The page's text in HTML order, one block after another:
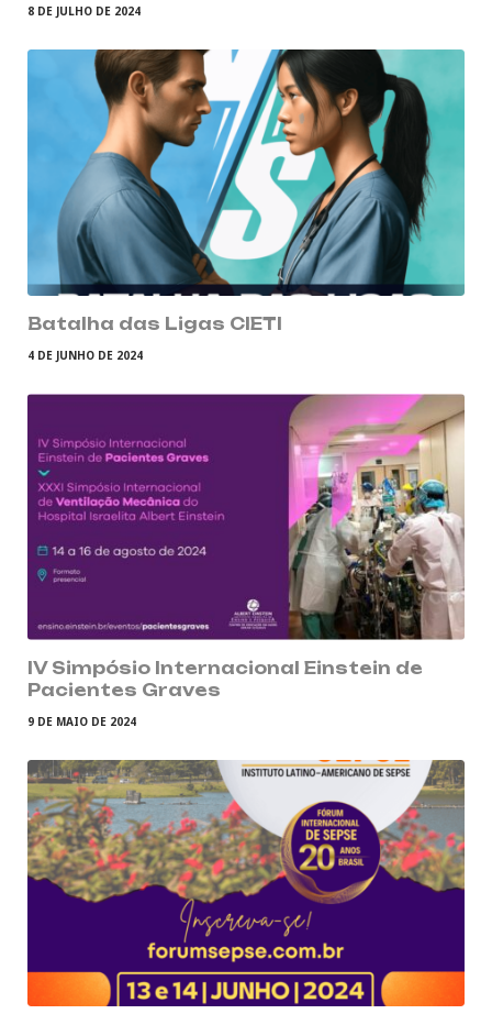
8 DE JULHO DE 2024
Batalha das Ligas CIETI
4 DE JUNHO DE 2024
IV Simpósio Internacional Einstein de
Pacientes Graves
9 DE MAIO DE 2024